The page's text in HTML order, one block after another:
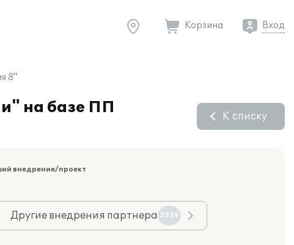
Корзина Вход
8"
на базе ПП
К списку
внедрение/проект
Другие внедрения партнера 3559